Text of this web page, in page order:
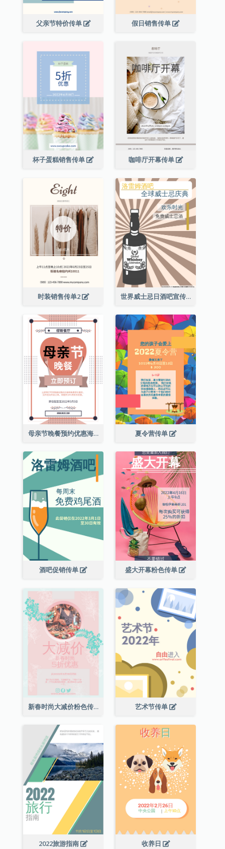
父亲节特价传单 假日销售传单
杯子蛋糕销售传单 咖啡厅开幕传单
时装销售传单2 世界威士忌日酒吧宣传传单
母亲节晚餐预约优惠海报 夏令营传单
酒吧促销传单 盛大开幕粉色传单
新春时尚大减价粉色传单 艺术节传单
2022旅游指南 收养日